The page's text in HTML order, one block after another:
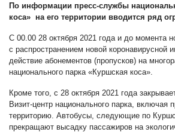
По информации пресс-службы
коса» на его территории вводится ряд
С 00.00 28 октября 2021 года и до момента
с распространением новой коронавирусной
действие абонементов (пропусков) на
национального парка «Куршская коса».
Кроме того, с 28 октября 2021 года
Визит-центр национального парка, включая
территорию. Автобусы, следующие по
прекращают высадку пассажиров на